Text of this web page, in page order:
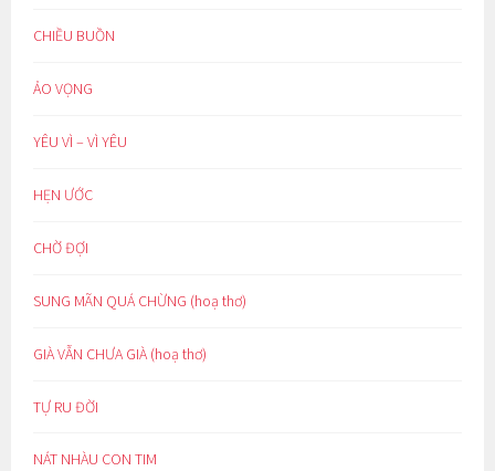
CHIỀU BUỒN
ẢO VỌNG
YÊU VÌ – VÌ YÊU
HẸN ƯỚC
CHỜ ĐỢI
SUNG MÃN QUÁ CHỪNG (hoạ thơ)
GIÀ VẪN CHƯA GIÀ (hoạ thơ)
TỰ RU ĐỜI
NÁT NHÀU CON TIM